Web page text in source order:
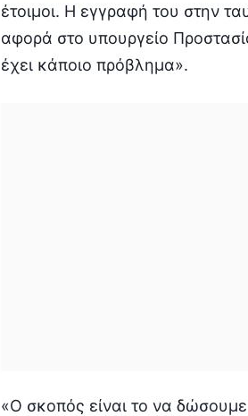
έτοιμοι. Η εγγραφή του στην
αφορά στο υπουργείο
έχει κάποιο πρόβλημα».
«Ο σκοπός είναι το να